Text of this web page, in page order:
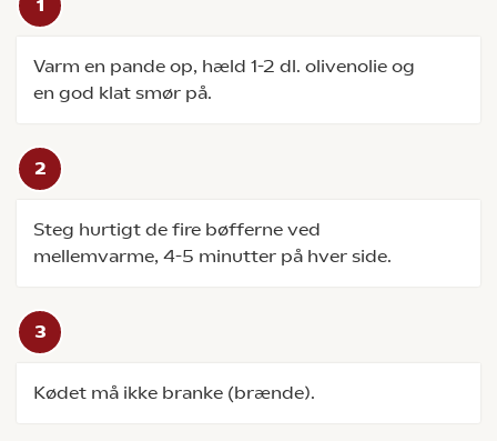
Varm en pande op, hæld 1-2 dl. olivenolie og
en god klat smør på.
Steg hurtigt de fire bøfferne ved
mellemvarme, 4-5 minutter på hver side.
Kødet må ikke branke (brænde).